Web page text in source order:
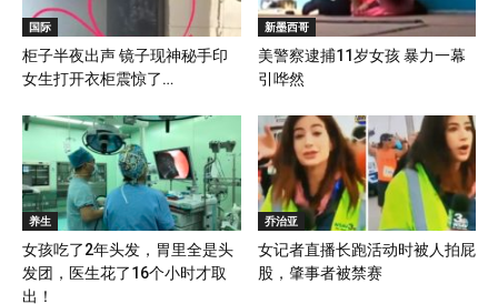
国际
柜子半夜出声 镜子现神秘手印
女生打开衣柜震惊了…
新墨西哥
美警察逮捕11岁女孩 暴力一幕
引哗然
养生
女孩吃了2年头发，胃里全是头
发团，医生花了16个小时才取
出！
乔治亚
女记者直播长跑活动时被人拍屁
股，肇事者被禁赛